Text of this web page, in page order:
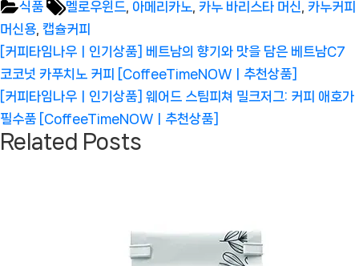
식품 Tags:
멜로우윈드 아메리카노 카누 바리스타 머신
카누커피
머신용 캡슐커피
글
탐
색
Previous
Post:
[커피타임나우ㅣ인기상품] 베트남의 향기와 맛을 담은 베트남C7
코코넛 카푸치노 커피 [CoffeeTimeNOWㅣ추천상품]
Next
Post:
[커피타임나우ㅣ인기상품] 웨어드 스팀피쳐 밀크저그: 커피 애호가
필수품 [CoffeeTimeNOWㅣ추천상품]
Related Posts